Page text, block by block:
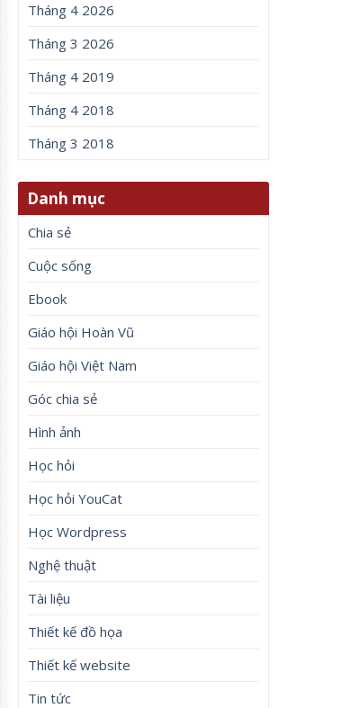
Tháng 4 2026
Tháng 3 2026
Tháng 4 2019
Tháng 4 2018
Tháng 3 2018
Danh mục
Chia sẻ
Cuộc sống
Ebook
Giáo hội Hoàn Vũ
Giáo hội Việt Nam
Góc chia sẻ
Hình ảnh
Học hỏi
Học hỏi YouCat
Học Wordpress
Nghệ thuật
Tài liệu
Thiết kế đồ họa
Thiết kế website
Tin tức